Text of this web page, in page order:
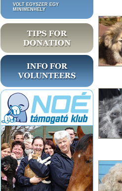
VOLT EGYSZER EGY
MINIMENHELY